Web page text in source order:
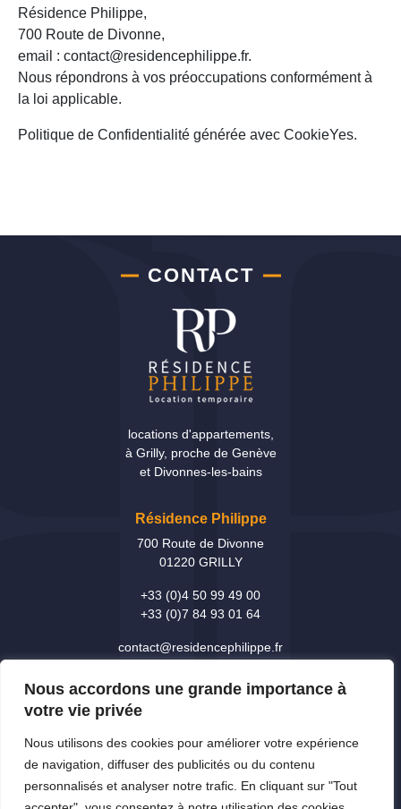
Nous accordons une grande importance à
votre vie privée
Nous utilisons des cookies pour améliorer votre expérience
de navigation, diffuser des publicités ou du contenu
personnalisés et analyser notre trafic. En cliquant sur "Tout
Résidence Philippe,
700 Route de Divonne,
email : contact@residencephilippe.fr.
Nous répondrons à vos préoccupations conformément à
la loi applicable.
Politique de Confidentialité générée avec CookieYes.
CONTACT
locations d'appartements,
à Grilly, proche de Genève
et Divonnes-les-bains
Résidence Philippe
700 Route de Divonne
01220 GRILLY
+33 (0)4 50 99 49 00
+33 (0)7 84 93 01 64
contact@residencephilippe.fr
HORAIRES DE RECEPTION
lundi et mardi de 8h30 à 12h00 et de 13h30 à 18h00,
mercredi à vendredi de 8h30 à 12h00 et de 13h30 à 16h00.
Accéder au formulaire